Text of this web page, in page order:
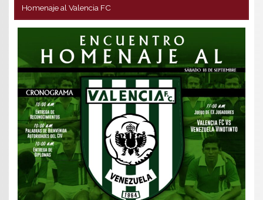
Homenaje al Valencia FC